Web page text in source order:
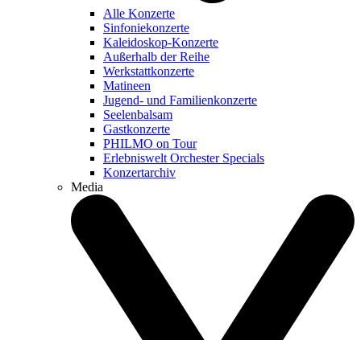
Alle Konzerte
Sinfoniekonzerte
Kaleidoskop-Konzerte
Außerhalb der Reihe
Werkstattkonzerte
Matineen
Jugend- und Familienkonzerte
Seelenbalsam
Gastkonzerte
PHILMO on Tour
Erlebniswelt Orchester Specials
Konzertarchiv
Media